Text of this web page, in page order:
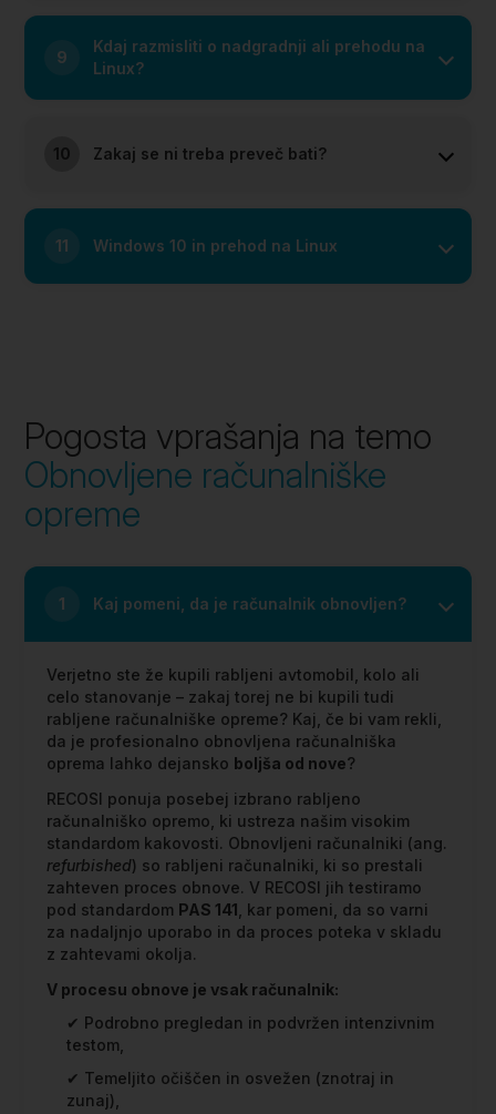
9
Kdaj razmisliti o nadgradnji ali prehodu na
Linux?
10 Zakaj se ni treba preveč bati?
11 Windows 10 in prehod na Linux
Pogosta vprašanja na temo
Obnovljene računalniške
opreme
1 Kaj pomeni, da je računalnik obnovljen?
Verjetno ste že kupili rabljeni avtomobil, kolo ali
celo stanovanje – zakaj torej ne bi kupili tudi
rabljene računalniške opreme? Kaj, če bi vam rekli,
da je profesionalno obnovljena računalniška
oprema lahko dejansko boljša od nove?
RECOSI ponuja posebej izbrano rabljeno
računalniško opremo, ki ustreza našim visokim
standardom kakovosti. Obnovljeni računalniki (ang.
refurbished) so rabljeni računalniki, ki so prestali
zahteven proces obnove. V RECOSI jih testiramo
pod standardom PAS 141 , kar pomeni, da so varni
za nadaljnjo uporabo in da proces poteka v skladu
z zahtevami okolja.
V procesu obnove je vsak računalnik:
✔ Podrobno pregledan in podvržen intenzivnim
testom,
✔ Temeljito očiščen in osvežen (znotraj in
zunaj),